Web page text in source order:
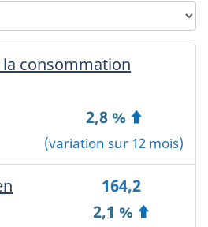
consommation
2,8 %
(variation sur 12 mois)
164,2
2,1 %